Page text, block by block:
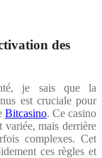
des
je sais que la
est cruciale pour
Bitcasino. Ce casino
variée, mais derrière
complexes. Cet
ces règles et